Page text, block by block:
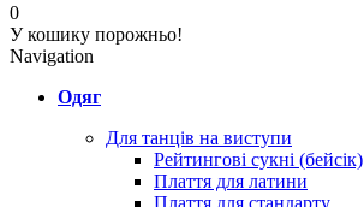
0
У кошику порожньо!
Navigation
Одяг
Для танців на виступи
Рейтингові сукні (бейсік)
Плаття для латини
Плаття для стандарту